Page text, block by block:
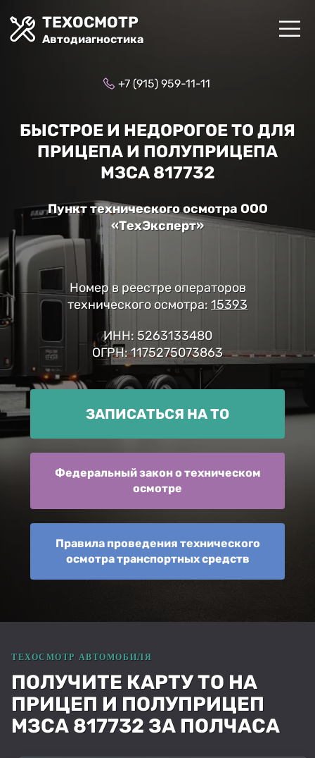
ТЕХОСМОТР
Автодиагностика
+7 (915) 959-11-11
БЫСТРОЕ И НЕДОРОГОЕ ТО ДЛЯ
ПРИЦЕПА И ПОЛУПРИЦЕПА
МЗСА 817732
Пункт технического осмотра ООО
«ТехЭксперт»
Номер в реестре операторов
технического осмотра: 15393
ИНН: 5263133480
ОГРН: 1175275073863
ЗАПИСАТЬСЯ НА ТО
Федеральный закон о техническом
осмотре
Правила проведения технического
осмотра транспортных средств
ПОЛУЧИТЕ КАРТУ ТО НА
ПРИЦЕП И ПОЛУПРИЦЕП
МЗСА 817732 ЗА ПОЛЧАСА